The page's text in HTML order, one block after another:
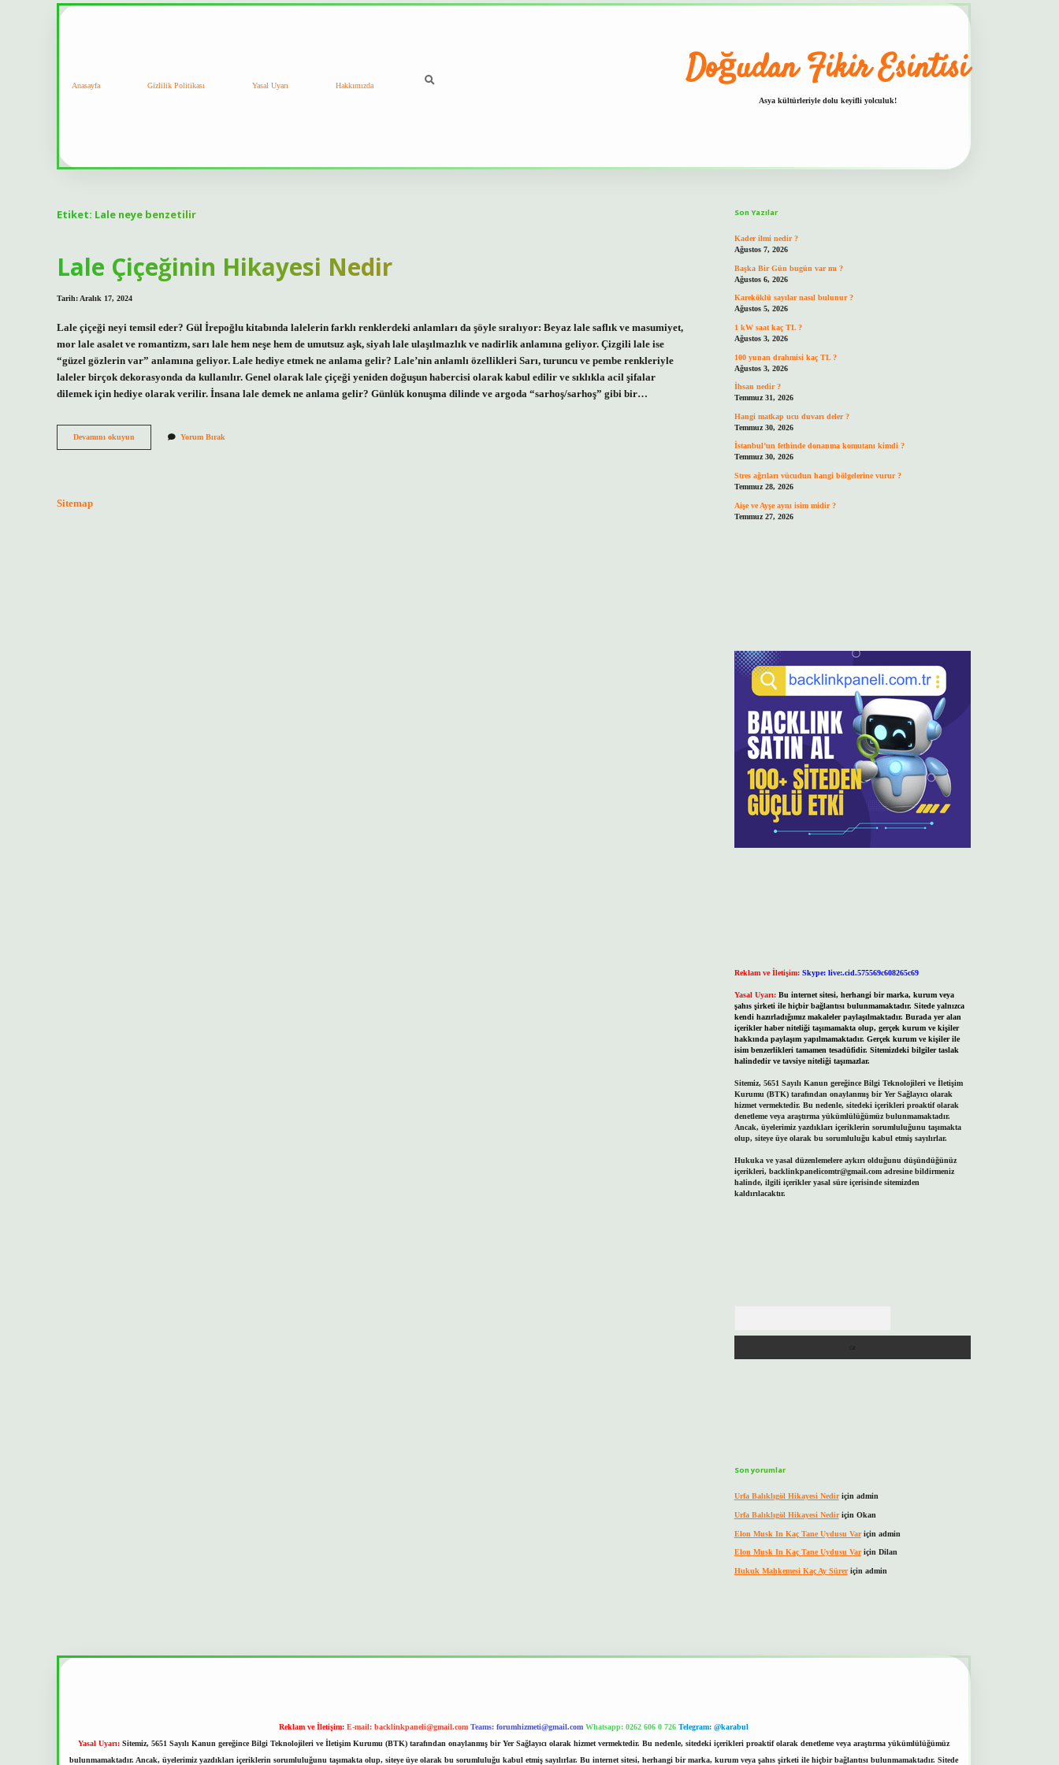
Anasayfa Gizlilik Politikası Yasal Uyarı Hakkımızda Doğudan Fikir Esintisi
Asya kültürleriyle dolu keyifli yolculuk!
Etiket: Lale neye benzetilir
Lale Çiçeğinin Hikayesi Nedir
Tarih: Aralık 17, 2024
Lale çiçeği neyi temsil eder? Gül İrepoğlu kitabında lalelerin farklı renklerdeki anlamları da şöyle sıralıyor: Beyaz lale saflık ve masumiyet,
mor lale asalet ve romantizm, sarı lale hem neşe hem de umutsuz aşk, siyah lale ulaşılmazlık ve nadirlik anlamına geliyor. Çizgili lale ise
“güzel gözlerin var” anlamına geliyor. Lale hediye etmek ne anlama gelir? Lale’nin anlamlı özellikleri Sarı, turuncu ve pembe renkleriyle
laleler birçok dekorasyonda da kullanılır. Genel olarak lale çiçeği yeniden doğuşun habercisi olarak kabul edilir ve sıklıkla acil şifalar
dilemek için hediye olarak verilir. İnsana lale demek ne anlama gelir? Günlük konuşma dilinde ve argoda “sarhoş/sarhoş” gibi bir…
Devamını okuyun
Çiçeğinin
Yorum Bırak
Sitemap
Son Yazılar
Kader ilmi nedir ?
Ağustos 7, 2026
Başka Bir Gün bugün var mı ?
Ağustos 6, 2026
Kareköklü sayılar nasıl bulunur ?
Ağustos 5, 2026
1 kW saat kaç TL ?
Ağustos 3, 2026
100 yunan drahmisi kaç TL ?
Ağustos 3, 2026
İhsan nedir ?
Temmuz 31, 2026
Hangi matkap ucu duvarı deler ?
Temmuz 30, 2026
İstanbul’un fethinde donanma komutanı kimdi ?
Temmuz 30, 2026
Stres ağrıları vücudun hangi bölgelerine vurur ?
Temmuz 28, 2026
Aişe ve Ayşe aynı isim midir ?
Temmuz 27, 2026
Reklam ve İletişim: Skype: live:.cid.575569c608265c69
Yasal Uyarı: Bu internet sitesi, herhangi bir marka, kurum veya
şahıs şirketi ile hiçbir bağlantısı bulunmamaktadır. Sitede yalnızca
kendi hazırladığımız makaleler paylaşılmaktadır. Burada yer alan
içerikler haber niteliği taşımamakta olup, gerçek kurum ve kişiler
hakkında paylaşım yapılmamaktadır. Gerçek kurum ve kişiler ile
isim benzerlikleri tamamen tesadüfidir. Sitemizdeki bilgiler taslak
halindedir ve tavsiye niteliği taşımazlar.
Sitemiz, 5651 Sayılı Kanun gereğince Bilgi Teknolojileri ve İletişim
Kurumu (BTK) tarafından onaylanmış bir Yer Sağlayıcı olarak
hizmet vermektedir. Bu nedenle, sitedeki içerikleri proaktif olarak
denetleme veya araştırma yükümlülüğümüz bulunmamaktadır.
Ancak, üyelerimiz yazdıkları içeriklerin sorumluluğunu taşımakta
olup, siteye üye olarak bu sorumluluğu kabul etmiş sayılırlar.
Hukuka ve yasal düzenlemelere aykırı olduğunu düşündüğünüz
içerikleri, backlinkpanelicomtr@gmail.comadresine bildirmeniz
halinde, ilgili içerikler yasal süre içerisinde sitemizden
kaldırılacaktır.
Son yorumlar
Urfa Balıklıgöl Hikayesi Nediriçin admin
Urfa Balıklıgöl Hikayesi Nediriçin Okan
Elon Musk In Kaç Tane Uydusu Variçin admin
Elon Musk In Kaç Tane Uydusu Variçin Dilan
Hukuk Mahkemesi Kaç Ay Süreriçin admin
Reklam ve İletişim: E-mail: backlinkpaneli@gmail.com Teams: forumhizmeti@gmail.com Whatsapp: 0262 606 0 726 Telegram: @karabul
Yasal Uyarı: Sitemiz, 5651 Sayılı Kanun gereğince Bilgi Teknolojileri ve İletişim Kurumu (BTK) tarafından onaylanmış bir Yer Sağlayıcı olarak hizmet vermektedir. Bu nedenle, sitedeki içerikleri proaktif olarak denetleme veya araştırma yükümlülüğümüz
bulunmamaktadır. Ancak, üyelerimiz yazdıkları içeriklerin sorumluluğunu taşımakta olup, siteye üye olarak bu sorumluluğu kabul etmiş sayılırlar. Bu internet sitesi, herhangi bir marka, kurum veya şahıs şirketi ile hiçbir bağlantısı bulunmamaktadır. Sitede